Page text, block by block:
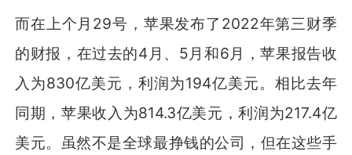
而在上个月29号，苹果发布了2022年第三财季
的财报，在过去的4月、5月和6月，苹果报告收
入为830亿美元，利润为194亿美元。相比去年
同期，苹果收入为814.3亿美元，利润为217.4亿
美元。虽然不是全球最挣钱的公司，但在这些手